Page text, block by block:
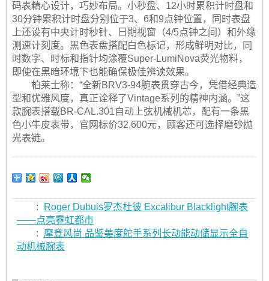
码表精心设计，巧妙布局。小秒盘、12小时累积计时盘和
30分钟累积计时盘分别位于3、6和9点钟位置，同时表盘
上还设有中央计时秒针、日期视窗（4/5点钟之间）和外缘
测速计刻度。黑色表盘搭配白色标记，形成鲜明对比，同
时数字、时标和指针均涂覆Super-LumiNova荧光物料，
即使在黑暗环境下也能确保极佳辨读效果。
柏莱士称：“全新BRV3-94腕表贯穿古今，凭借经典造
型和优雅风度，真正诠释了Vintage系列的精神内涵。”这
款腕表搭载BR-CAL.301自动上弦机械机芯，配有一条黑
色小牛皮表带，官网标价32,600元，顾客还可选择磨砂抛
光表链。
:
Roger Dubuis罗杰杜彼 Excalibur Blacklight腕表
——点亮霓虹都市
:
摩登风尚 品鉴美度舵手系列长动能动储显示全自
动机械腕表